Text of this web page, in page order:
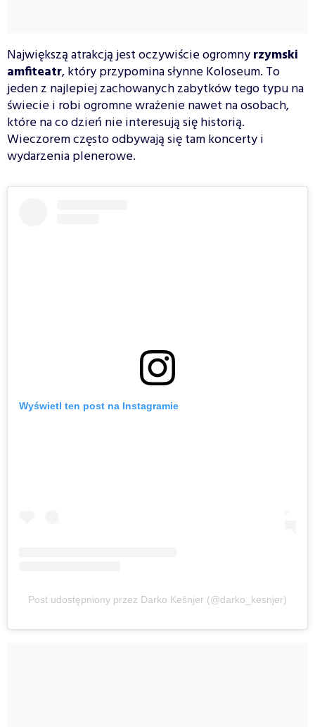
Największą atrakcją jest oczywiście ogromnyrzymski
amfiteatr, który przypomina słynne Koloseum. To
jeden z najlepiej zachowanych zabytków tego typu na
świecie i robi ogromne wrażenie nawet na osobach,
które na co dzień nie interesują się historią.
Wieczorem często odbywają się tam koncerty i
wydarzenia plenerowe.
Wyświetl ten post na Instagramie
Post udostępniony przez Darko Kešnjer (@darko_kesnjer)